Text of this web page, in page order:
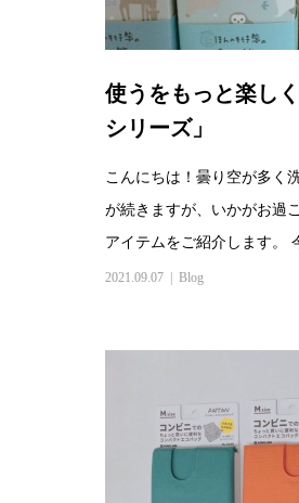
使うをもっと楽し
シリーズ」
こんにちは！曇り空が多く
が続きますが、いかがお過
アイテムをご紹介します。
2021.09.07 Blog